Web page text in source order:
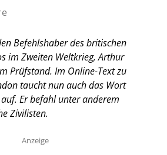
Befehlshaber des britischen
im Zweiten Weltkrieg, Arthur
Prüfstand. Im Online-Text zu
taucht nun auch das Wort
auf. Er befahl unter anderem
Zivilisten.
Anzeige